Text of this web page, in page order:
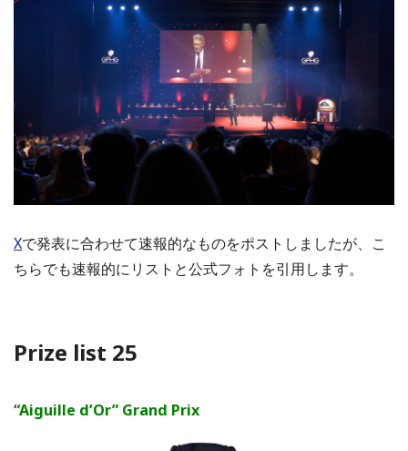
Xで発表に合わせて速報的なものをポストしましたが、こ
ちらでも速報的にリストと公式フォトを引用します。
Prize list 25
“Aiguille d’Or” Grand Prix